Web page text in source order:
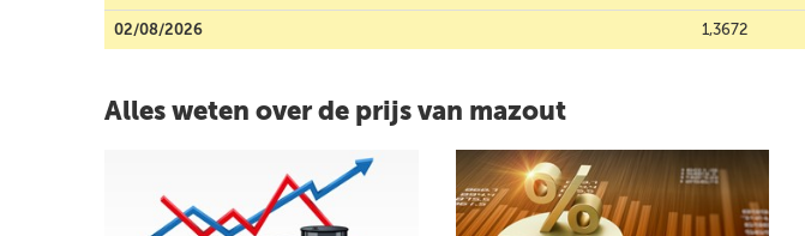
02/08/2026 1,3672
Alles weten over de prijs van mazout